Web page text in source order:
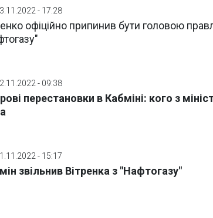
- 17:28
офіційно припинив бути головою
- 09:38
перестановки в Кабміні: кого з
- 15:17
звільнив Вітренка з "Нафтогазу"